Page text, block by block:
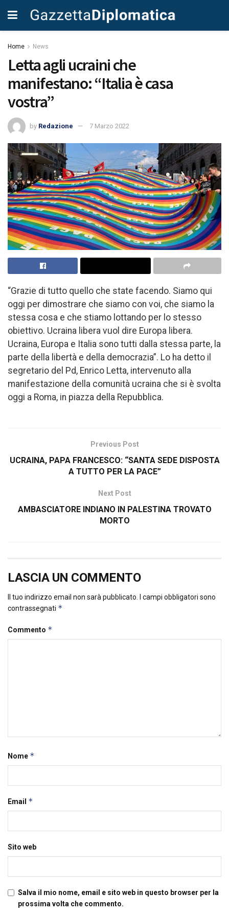
Home News
Letta agli ucraini che
manifestano: “Italia è casa
vostra”
by Redazione 7 Marzo 2022
“Grazie di tutto quello che state facendo. Siamo qui
oggi per dimostrare che siamo con voi, che siamo la
stessa cosa e che stiamo lottando per lo stesso
obiettivo. Ucraina libera vuol dire Europa libera.
Ucraina, Europa e Italia sono tutti dalla stessa parte, la
parte della libertà e della democrazia”. Lo ha detto il
segretario del Pd, Enrico Letta, intervenuto alla
manifestazione della comunità ucraina che si è svolta
oggi a Roma, in piazza della Repubblica.
Previous Post
UCRAINA, PAPA FRANCESCO: “SANTA SEDE DISPOSTA
A TUTTO PER LA PACE”
Next Post
AMBASCIATORE INDIANO IN PALESTINA TROVATO
MORTO
LASCIA UN COMMENTO
Il tuo indirizzo email non sarà pubblicato.
I campi obbligatori sono
contrassegnati *
Commento *
Nome *
Email *
Sito web
Salva il mio nome, email e sito web in questo browser per la
prossima volta che commento.